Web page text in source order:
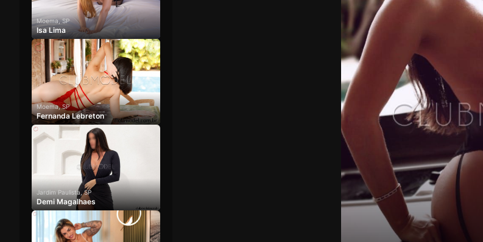
Moema, SP
Isa Lima
Moema, SP
Fernanda Lebreton
Jardim Paulista, SP
Demi Magalhaes